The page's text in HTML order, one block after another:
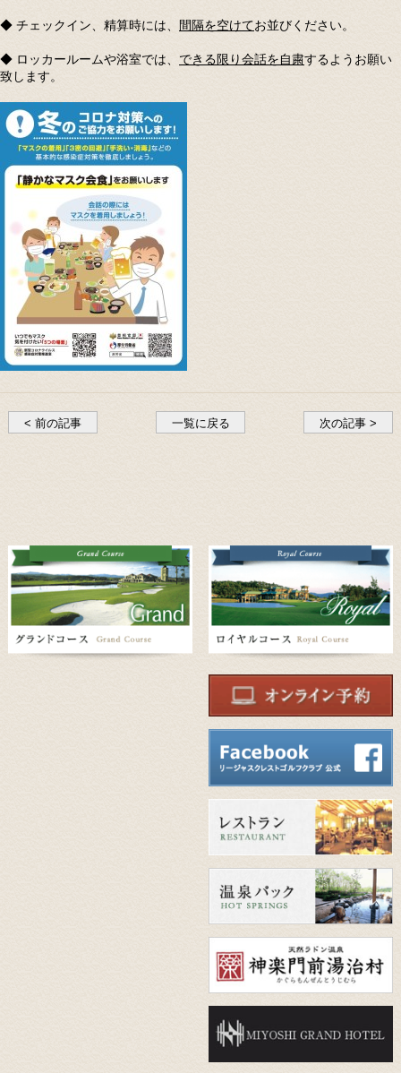
◆ チェックイン、精算時には、 間隔を空けてお並びください。
◆ ロッカールームや浴室では、 できる限り会話を自粛するようお願い
致します。
< 前の記事 一覧に戻る 次の記事 >